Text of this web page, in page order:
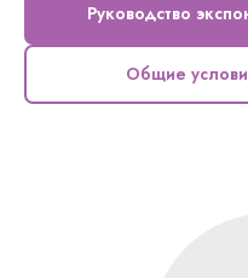
Руководство
Общие